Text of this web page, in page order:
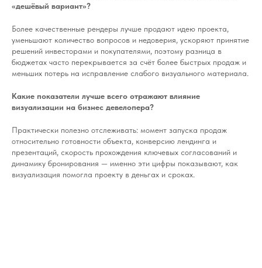
«дешёвый вариант»?
Более качественные рендеры лучше продают идею проекта,
уменьшают количество вопросов и недоверия, ускоряют принятие
решений инвесторами и покупателями, поэтому разница в
бюджетах часто перекрывается за счёт более быстрых продаж и
меньших потерь на исправление слабого визуального материала.
Какие показатели лучше всего отражают влияние
визуализации на бизнес девелопера?
Практически полезно отслеживать: момент запуска продаж
относительно готовности объекта, конверсию лендинга и
презентаций, скорость прохождения ключевых согласований и
динамику бронирования — именно эти цифры показывают, как
визуализация помогла проекту в деньгах и сроках.